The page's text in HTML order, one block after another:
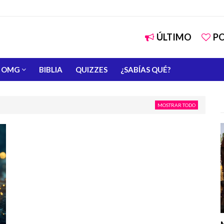
ÚLTIMO
OMG BIBLIA QUIZZES ¿SABÍAS QUÉ?
MOSTRAR TODO